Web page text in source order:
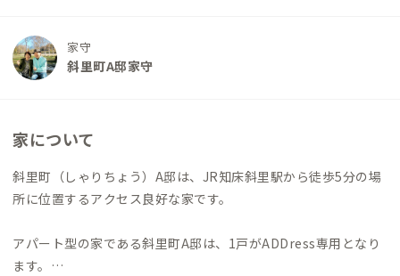
家守
斜里町A邸家守
家について
斜里町（しゃりちょう）A邸は、JR知床斜里駅から徒歩5分の場
所に位置するアクセス良好な家です。
アパート型の家である斜里町A邸は、1戸がADDress専用となり
ます。